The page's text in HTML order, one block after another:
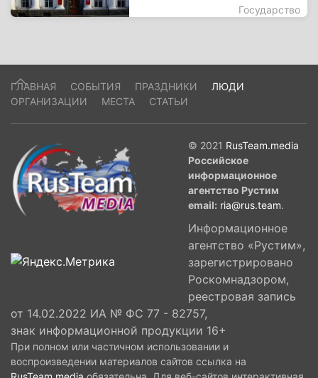
Государство
ГЛАВНАЯ СОБЫТИЯ ПРАЗДНИКИ
ЛЮДИ
ОРГАНИЗАЦИИ
МЕСТА СТАТЬИ
© 2021 RusTeam.media
Российское
информационное
агентство Рустим
email: ria@rus.team.
Информационное
агентство «Рустим»,
зарегистрировано
Роскомнадзором,
реестровая запись
от 14.02.2022 ИА № ФС 77 - 82757,
знак информационной продукции 16+
При полном или частичном использовании и
воспроизведении материалов сайтов ссылка на